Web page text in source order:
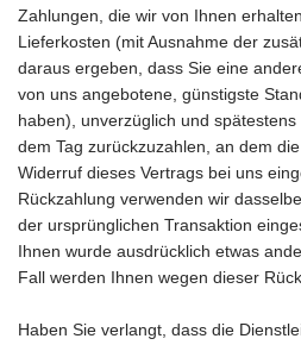
Zahlungen, die wir von Ihnen
Lieferkosten (mit Ausnahme der
daraus ergeben, dass Sie eine
von uns angebotene, günstigste
haben), unverzüglich und
dem Tag zurückzuzahlen, an dem
Widerruf dieses Vertrags bei uns
Rückzahlung verwenden wir
der ursprünglichen Transaktion
Ihnen wurde ausdrücklich etwas
Fall werden Ihnen wegen dieser
Haben Sie verlangt, dass die